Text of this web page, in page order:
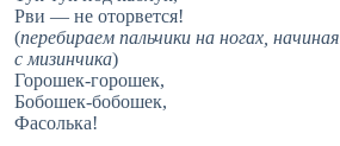
Рви — не оторвется!
(перебираем пальчики на ногах, начиная
с мизинчика)
Горошек-горошек,
Бобошек-бобошек,
Фасолька!